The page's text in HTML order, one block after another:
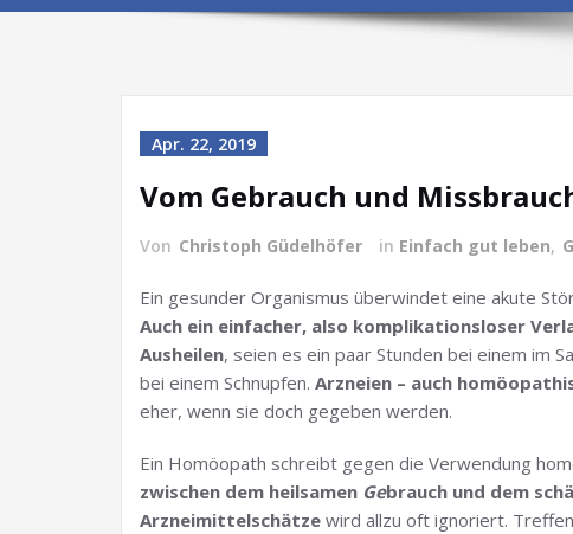
Apr. 22, 2019
Vom Gebrauch und
Von Christoph Güdelhöfer in Einfach gut leben,
Ein gesunder Organismus überwindet eine akute
Auch ein einfacher, also komplikationsloser
Ausheilen, seien es ein paar Stunden bei einem im
bei einem Schnupfen. Arzneien – auch
eher, wenn sie doch gegeben werden.
Ein Homöopath schreibt gegen die Verwendung
zwischen dem heilsamen Gebrauch und dem
Arzneimittelschätze wird allzu oft ignoriert.